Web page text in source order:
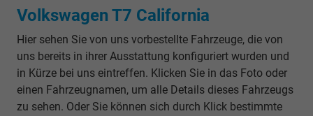
Volkswagen T7 California
Hier sehen Sie von uns vorbestellte Fahrzeuge, die von
uns bereits in ihrer Ausstattung konfiguriert wurden und
in Kürze bei uns eintreffen. Klicken Sie in das Foto oder
einen Fahrzeugnamen, um alle Details dieses Fahrzeugs
zu sehen. Oder Sie können sich durch Klick bestimmte